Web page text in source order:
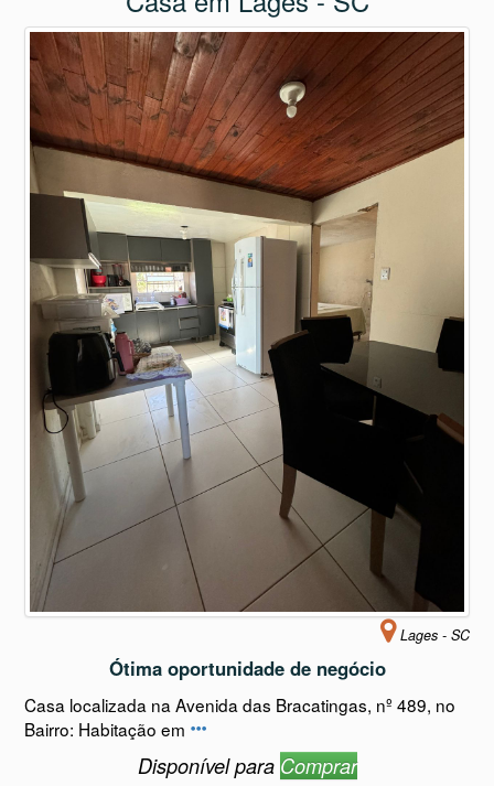
Lages - SC
Ótima oportunidade de negócio
Casa localizada na Avenida das Bracatingas, nº 489, no
Bairro: Habitação em
Disponível para Comprar